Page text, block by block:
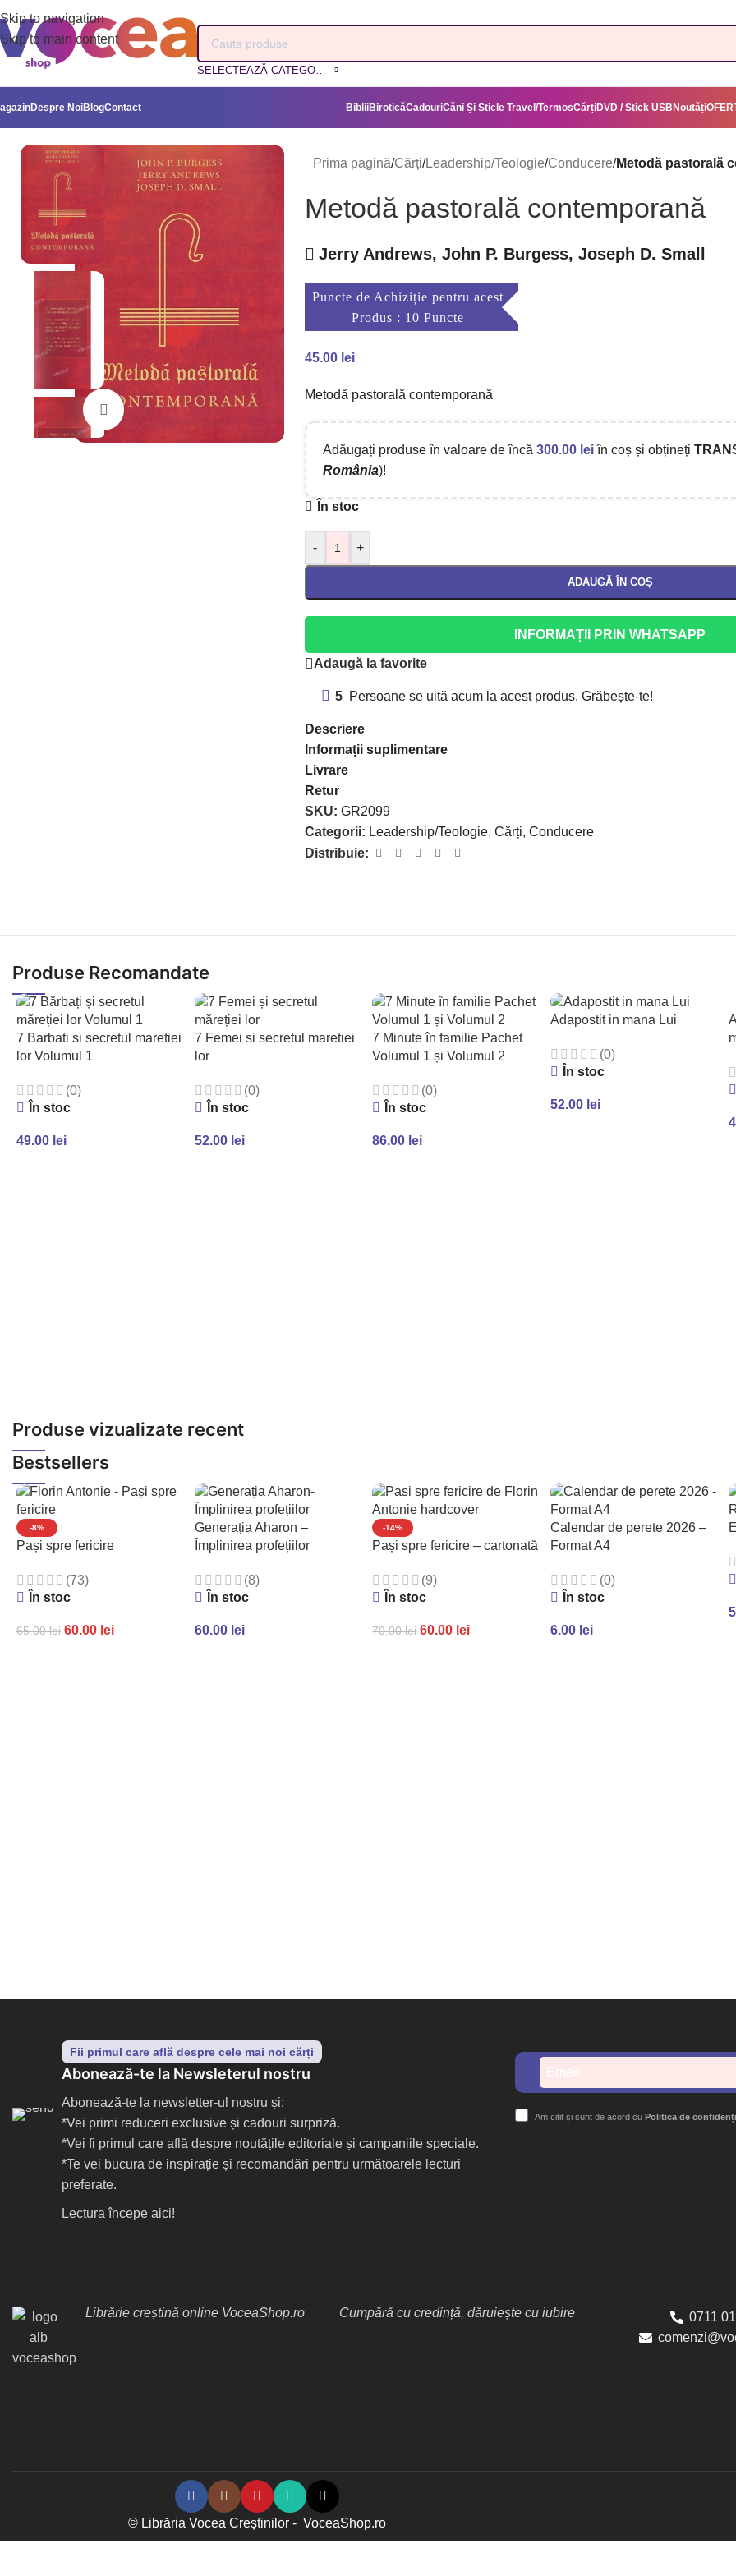
Skip to navigation
Skip to main content
Despre NoiBlogContact BibliiBiroticăCadouriCăni Și Sticle Travel/TermosCărțiDVD / Stick USB Noutăți
Mărește imaginea
Prima pagină/Cărți/Leadership/Teologie/Conducere/Metodă pastorală
Metodă pastorală contemporană
Jerry Andrews, John P. Burgess, Joseph D. Small
Puncte de Achiziție pentru acest
Produs : 10 Puncte
45.00 lei
Metodă pastorală contemporană
Adăugați produse în valoare de încă 300.00 leiîn coș și obțineți
România)!
În stoc
- +
ADAUGĂ ÎN COȘ
INFORMAȚII PRIN WHATSAPP
Adaugă la favorite
5 Persoane se uită acum la acest produs. Grăbește-te!
Descriere
Informații suplimentare
Livrare
Retur
SKU: GR2099
Categorii: Leadership/Teologie, Cărți, Conducere
Distribuie:
Produse Recomandate
7 Barbati si secretul maretiei
lor Volumul 1
(0)
În stoc
49.00 lei
7 Femei si secretul maretiei
lor
(0)
În stoc
52.00 lei
7 Minute în familie Pachet
Volumul 1 și Volumul 2
(0)
În stoc
86.00 lei
Adapostit in mana Lui
(0)
În stoc
52.00 lei
Produse vizualizate recent
Bestsellers
-8%
Pași spre fericire
(73)
În stoc
65.00lei 60.00 lei
Generația Aharon –
Împlinirea profețiilor
(8)
În stoc
60.00 lei
-14%
Pași spre fericire – cartonată
(9)
În stoc
70.00lei 60.00 lei
Calendar de perete 2026 –
Format A4
(0)
În stoc
6.00 lei
Fii primul care află despre cele mai noi cărți
Abonează-te la Newsleterul nostru
Abonează-te la newsletter-ul nostru și:
*Vei primi reduceri exclusive și cadouri surpriză.
*Vei fi primul care află despre noutățile editoriale și campaniile speciale.
*Te vei bucura de inspirație și recomandări pentru următoarele lecturi
preferate.
Lectura începe aici!
Am citit și sunt de acord cu Politica de
Librărie creștină online VoceaShop.ro Cumpără cu credință, dăruiește cu iubire
0711
© Librăria Vocea Creștinilor - VoceaShop.ro